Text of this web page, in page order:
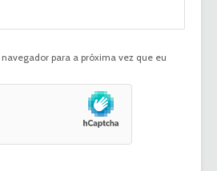
para a próxima vez que eu